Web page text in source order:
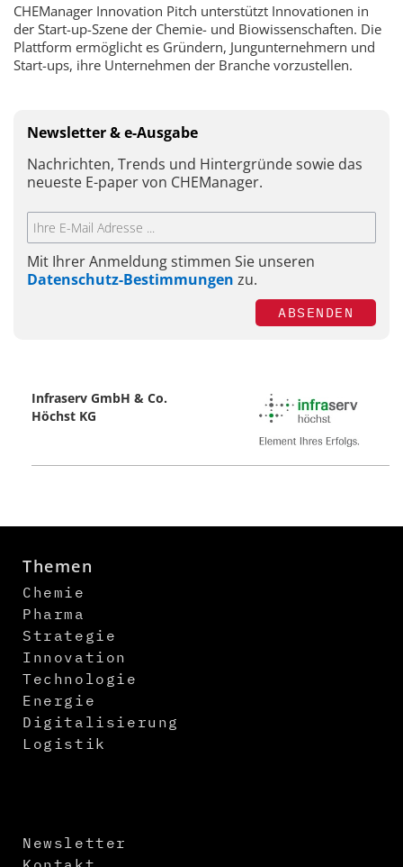
CHEManager Innovation Pitch unterstützt Innovationen in
der Start-up-Szene der Chemie- und Biowissenschaften. Die
Plattform ermöglicht es Gründern, Jungunternehmern und
Start-ups, ihre Unternehmen der Branche vorzustellen.
Newsletter & e-Ausgabe
Nachrichten, Trends und Hintergründe sowie das
neueste E-paper von CHEManager.
Mit Ihrer Anmeldung stimmen Sie unseren
Datenschutz-Bestimmungen zu.
ABSENDEN
Infraserv GmbH & Co.
Höchst KG
Themen
Chemie
Pharma
Strategie
Innovation
Technologie
Energie
Digitalisierung
Logistik
Newsletter